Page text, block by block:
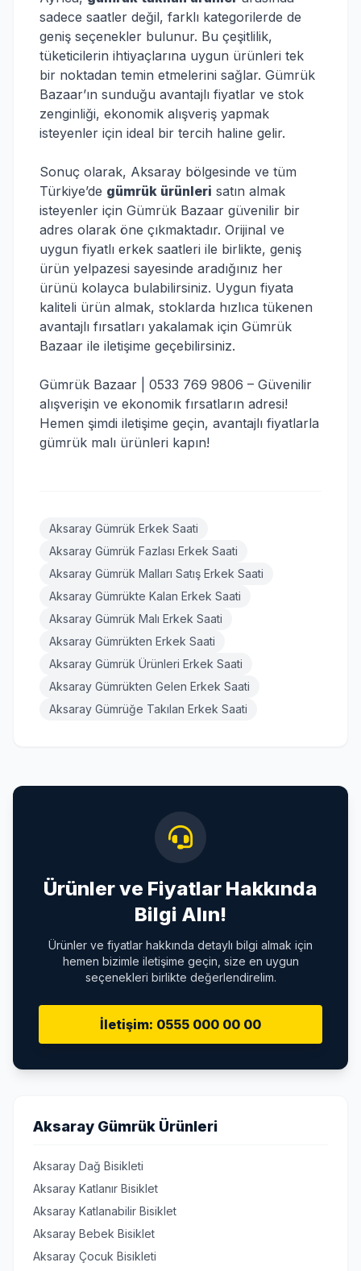
sadece saatler değil, farklı kategorilerde de
geniş seçenekler bulunur. Bu çeşitlilik,
tüketicilerin ihtiyaçlarına uygun ürünleri tek
bir noktadan temin etmelerini sağlar. Gümrük
Bazaar’ın sunduğu avantajlı fiyatlar ve stok
zenginliği, ekonomik alışveriş yapmak
isteyenler için ideal bir tercih haline gelir.
Sonuç olarak, Aksaray bölgesinde ve tüm
Türkiye’de gümrük ürünleri satın almak
isteyenler için Gümrük Bazaar güvenilir bir
adres olarak öne çıkmaktadır. Orijinal ve
uygun fiyatlı erkek saatleri ile birlikte, geniş
ürün yelpazesi sayesinde aradığınız her
ürünü kolayca bulabilirsiniz. Uygun fiyata
kaliteli ürün almak, stoklarda hızlıca tükenen
avantajlı fırsatları yakalamak için Gümrük
Bazaar ile iletişime geçebilirsiniz.
Gümrük Bazaar | 0533 769 9806 – Güvenilir
alışverişin ve ekonomik fırsatların adresi!
Hemen şimdi iletişime geçin, avantajlı fiyatlarla
gümrük malı ürünleri kapın!
Aksaray Gümrük Erkek Saati
Aksaray Gümrük Fazlası Erkek Saati
Aksaray Gümrük Malları Satış Erkek Saati
Aksaray Gümrükte Kalan Erkek Saati
Aksaray Gümrük Malı Erkek Saati
Aksaray Gümrükten Erkek Saati
Aksaray Gümrük Ürünleri Erkek Saati
Aksaray Gümrükten Gelen Erkek Saati
Aksaray Gümrüğe Takılan Erkek Saati
Ürünler ve Fiyatlar Hakkında
Bilgi Alın!
Ürünler ve fiyatlar hakkında detaylı bilgi almak için
hemen bizimle iletişime geçin, size en uygun
seçenekleri birlikte değerlendirelim.
İletişim: 0555 000 00 00
Aksaray Gümrük Ürünleri
Aksaray Dağ Bisikleti
Aksaray Katlanır Bisiklet
Aksaray Katlanabilir Bisiklet
Aksaray Bebek Bisiklet
Aksaray Çocuk Bisikleti